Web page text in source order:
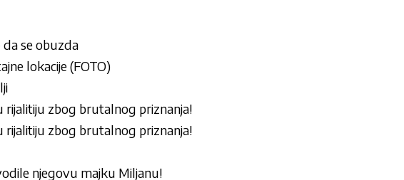
da se obuzda
lokacije (FOTO)
rijalitiju zbog brutalnog priznanja!
rijalitiju zbog brutalnog priznanja!
njegovu majku Miljanu!